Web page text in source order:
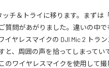
ッチ＆トライに移ります。まずは
質問があがりました。違いの中で
ヤレスマイクの DJI Mic 2 トラン
と、周囲の声を拾ってしまってい
のワイヤレスマイクを使用して